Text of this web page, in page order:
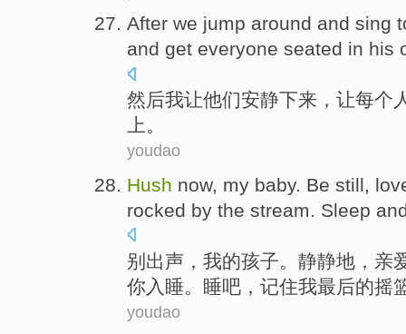
After we jump around and sing
and get everyone seated in his
然后我让他们安静下来 ， 让每个
上。
youdao
Hush now, my baby. Be still,
rocked by the stream Sleep
别出声 ， 我的孩子 。静静地， 亲
你 入睡。睡吧， 记住我最后的摇
youdao